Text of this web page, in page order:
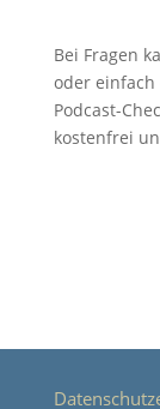
Bei Fragen
oder
Podcast-
kostenfrei